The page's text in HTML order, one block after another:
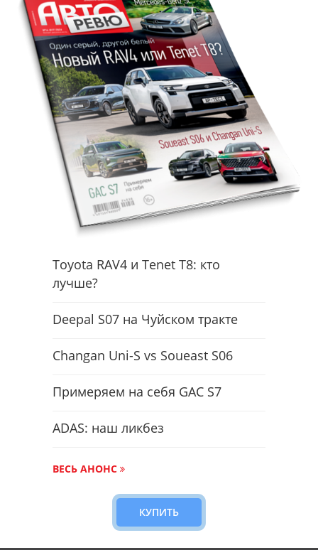
Toyota RAV4 и Tenet T8: кто
лучше?
Deepal S07 на Чуйском тракте
Changan Uni-S vs Soueast S06
Примеряем на себя GAC S7
ADAS: наш ликбез
ВЕСЬ АНОНС
КУПИТЬ